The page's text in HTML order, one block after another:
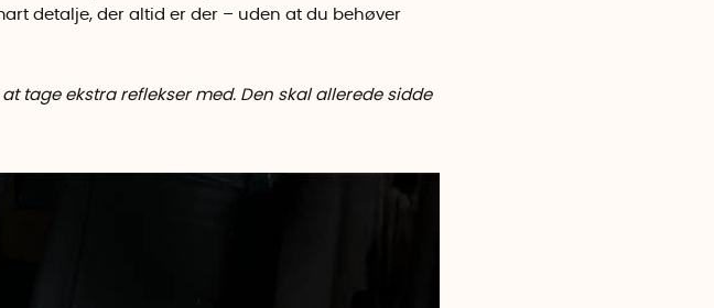
detalje, der altid er der – uden at du behøver
tage ekstra reflekser med. Den skal allerede sidde